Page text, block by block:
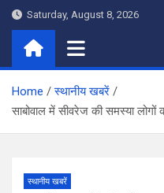
Skip
content
Saturday, August 8, 2026
Home
स्थानीय खबरें
साबोवाल में सीवरेज की समस्या लोगों
स्थानीय खबरें